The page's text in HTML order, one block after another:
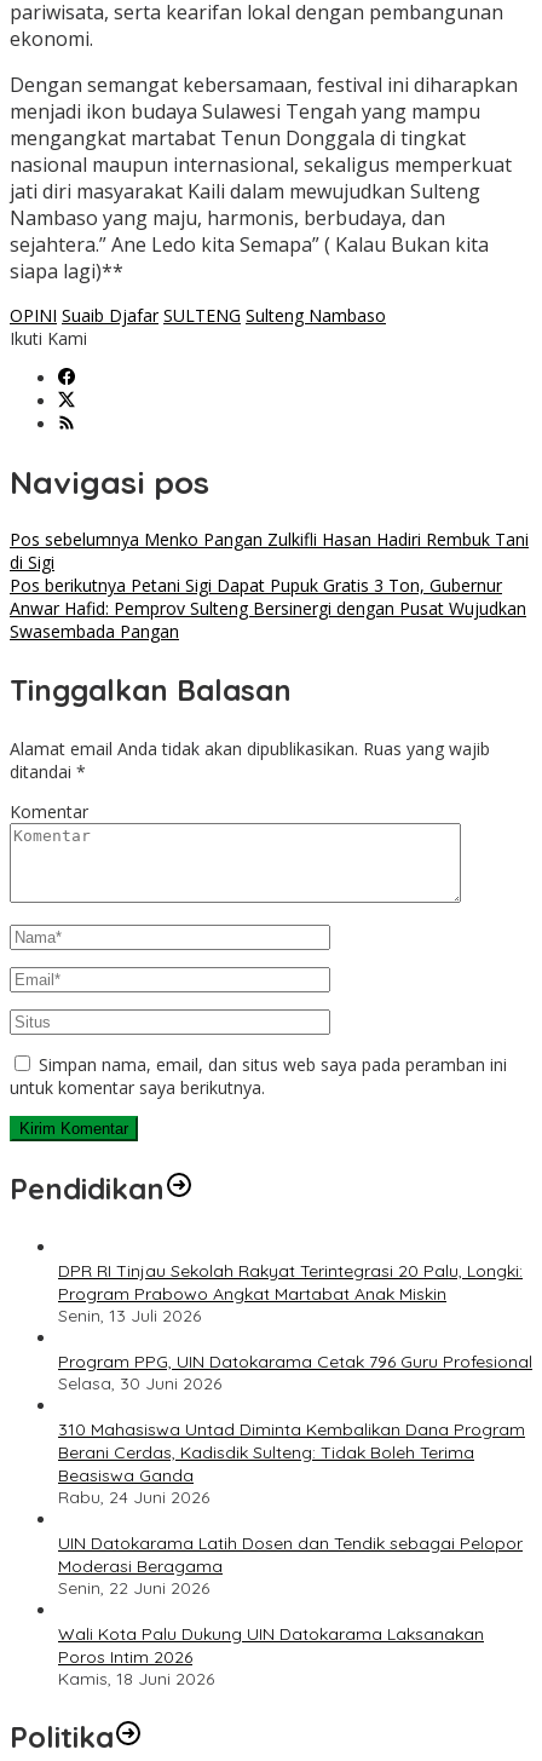
pariwisata, serta kearifan lokal dengan pembangunan
ekonomi.
Dengan semangat kebersamaan, festival ini diharapkan
menjadi ikon budaya Sulawesi Tengah yang mampu
mengangkat martabat Tenun Donggala di tingkat
nasional maupun internasional, sekaligus memperkuat
jati diri masyarakat Kaili dalam mewujudkan Sulteng
Nambaso yang maju, harmonis, berbudaya, dan
sejahtera.” Ane Ledo kita Semapa” ( Kalau Bukan kita
siapa lagi)**
OPINI Suaib Djafar SULTENG Sulteng Nambaso
Ikuti Kami
Navigasi pos
Pos sebelumnya Menko Pangan Zulkifli Hasan Hadiri Rembuk Tani
di Sigi
Pos berikutnya Petani Sigi Dapat Pupuk Gratis 3 Ton, Gubernur
Anwar Hafid: Pemprov Sulteng Bersinergi dengan Pusat Wujudkan
Swasembada Pangan
Tinggalkan Balasan
Alamat email Anda tidak akan dipublikasikan. Ruas yang wajib
ditandai *
Komentar
Simpan nama, email, dan situs web saya pada peramban ini
untuk komentar saya berikutnya.
Pendidikan
DPR RI Tinjau Sekolah Rakyat Terintegrasi 20 Palu, Longki:
Program Prabowo Angkat Martabat Anak Miskin
Senin, 13 Juli 2026
Program PPG, UIN Datokarama Cetak 796 Guru Profesional
Selasa, 30 Juni 2026
310 Mahasiswa Untad Diminta Kembalikan Dana Program
Berani Cerdas, Kadisdik Sulteng: Tidak Boleh Terima
Beasiswa Ganda
Rabu, 24 Juni 2026
UIN Datokarama Latih Dosen dan Tendik sebagai Pelopor
Moderasi Beragama
Senin, 22 Juni 2026
Wali Kota Palu Dukung UIN Datokarama Laksanakan
Poros Intim 2026
Kamis, 18 Juni 2026
Politika